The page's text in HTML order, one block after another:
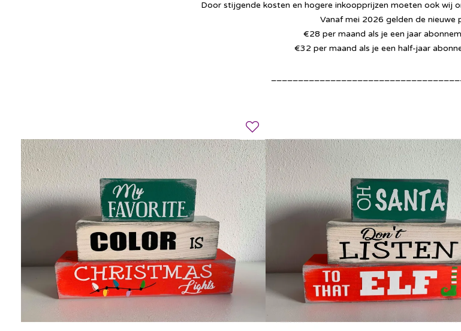
Door stijgende kosten en hogere inkoopprijzen moeten ook wij
Vanaf mei 2026 gelden de nieuwe
€28 per maand als je een jaar
€32 per maand als je een half-jaar